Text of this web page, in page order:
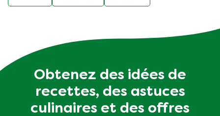
Obtenez des idées de
recettes, des astuces
culinaires et des offres